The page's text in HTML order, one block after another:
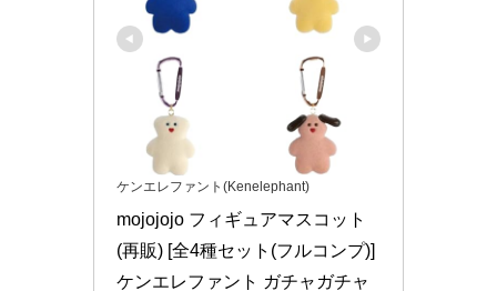
ケンエレファント(Kenelephant)
mojojojo フィギュアマスコット
(再販) [全4種セット(フルコンプ)]
ケンエレファント ガチャガチャ